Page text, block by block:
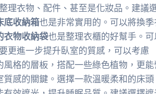
理衣物、配件、甚至是化妝品。建議
底收納箱也是非常實用的。可以將換季
衣物收納袋也是整理衣櫃的好幫手。可
更進一步提升臥室的質感，可以考慮
格的層板，搭配一些綠色植物，更能
質感的關鍵。選擇一款溫暖柔和的床頭